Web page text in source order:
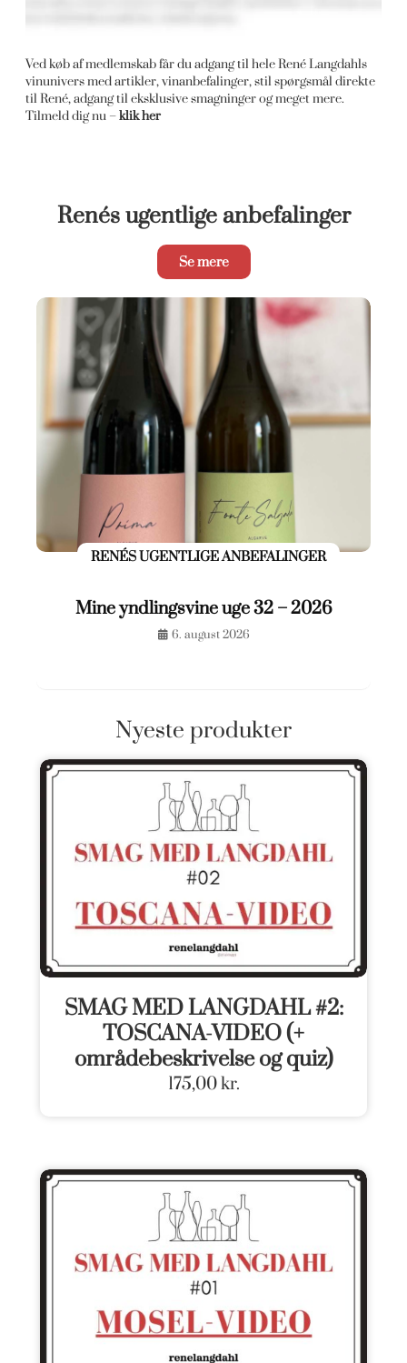
Ved køb af medlemskab får du adgang til hele René Langdahls
vinunivers med artikler, vinanbefalinger, stil spørgsmål direkte
til René, adgang til eksklusive smagninger og meget mere.
Tilmeld dig nu –klik her
Renés ugentlige anbefalinger
Se mere
RENÉS UGENTLIGE ANBEFALINGER
Mine yndlingsvine uge 32 – 2026
6. august 2026
Nyeste produkter
SMAG MED LANGDAHL #2:
TOSCANA-VIDEO (+
områdebeskrivelse og quiz)
175,00kr.